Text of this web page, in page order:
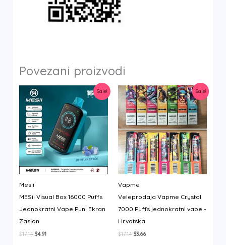
Povezani proizvodi
Sale!
Mesii
MESii Visual Box 16000 Puffs
Jednokratni Vape Puni Ekran
Zaslon
$17.14Izvorna
$4.91Trenutna
Sale!
Vapme
Veleprodaja Vapme Crystal
7000 Puffs jednokratni vape -
Hrvatska
$17.14 Izvorna
$3.66Trenutna